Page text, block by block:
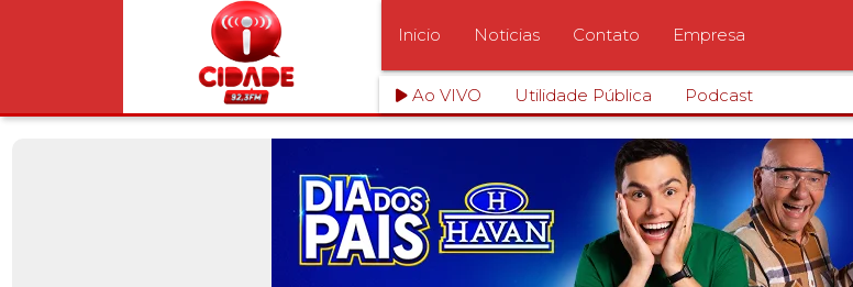
Inicio Noticias Contato Empresa
Ao VIVO Utilidade Pública Podcast